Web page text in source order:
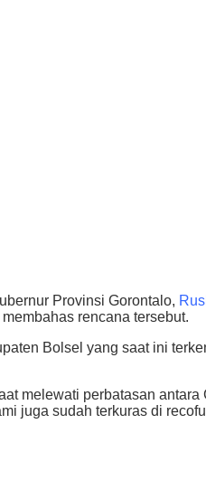
Provinsi Gorontalo,
rencana tersebut.
Bolsel yang saat ini
melewati perbatasan
juga sudah terkuras di